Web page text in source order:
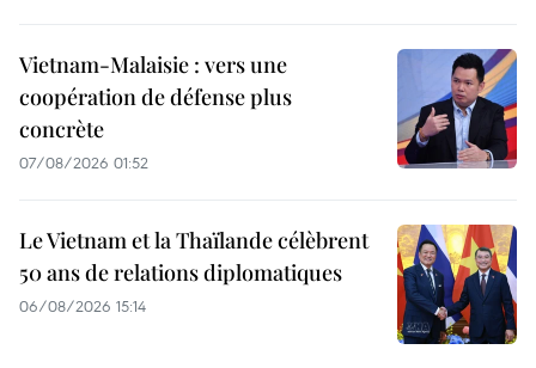
Vietnam-Malaisie : vers une
coopération de défense plus
concrète
07/08/2026 01:52
Le Vietnam et la Thaïlande célèbrent
50 ans de relations diplomatiques
06/08/2026 15:14